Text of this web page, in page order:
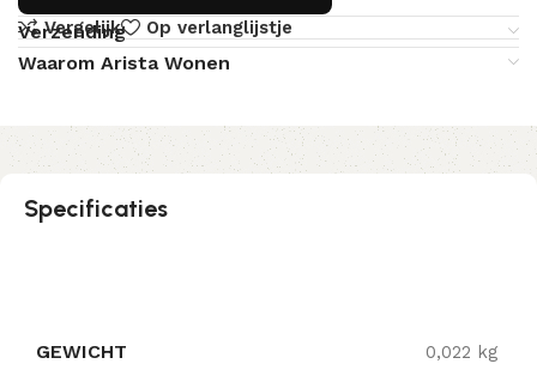
Vergelijk
Op verlanglijstje
Verzending
Waarom Arista Wonen
Specificaties
GEWICHT 0,022 kg